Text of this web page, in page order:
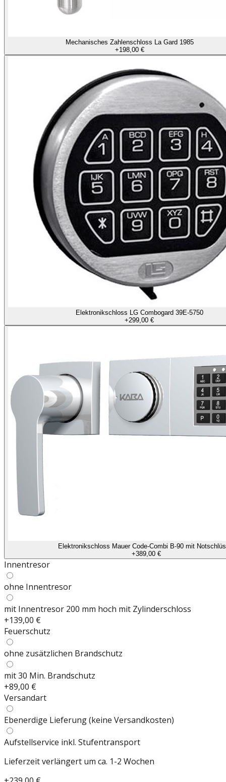
Mechanisches Zahlenschloss La Gard 1985
+198,00 €
Elektronikschloss LG Combogard 39E-5750
+299,00 €
Elektronikschloss Mauer Code-Combi B-90 mit
+389,00 €
Innentresor
ohne Innentresor
mit Innentresor 200 mm hoch mit Zylinderschloss
+139,00 €
Feuerschutz
ohne zusätzlichen Brandschutz
mit 30 Min. Brandschutz
+89,00 €
Versandart
Ebenerdige Lieferung (keine Versandkosten)
Aufstellservice inkl. Stufentransport
Lieferzeit verlängert um ca. 1-2 Wochen